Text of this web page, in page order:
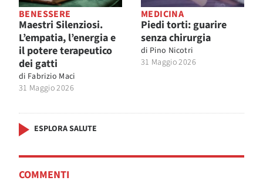
BENESSERE
Maestri Silenziosi.
L’empatia, l’energia e
il potere terapeutico
dei gatti
di Fabrizio Maci
31 Maggio 2026
MEDICINA
Piedi torti: guarire
senza chirurgia
di Pino Nicotri
31 Maggio 2026
ESPLORA SALUTE
COMMENTI